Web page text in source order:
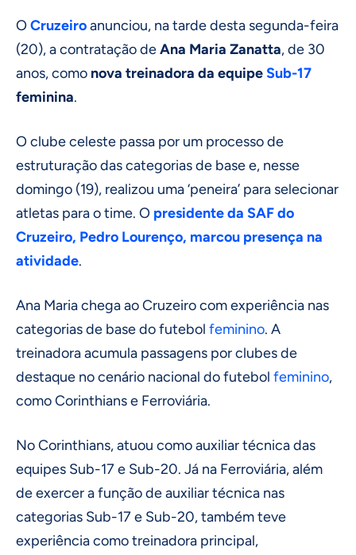
OCruzeiroanunciou, na tarde desta segunda-feira
(20), a contratação deAna Maria Zanatta, de 30
anos, como nova treinadora da equipeSub-17
feminina.
O clube celeste passa por um processo de
estruturação das categorias de base e, nesse
domingo (19), realizou uma ‘peneira’ para selecionar
atletas para o time. O presidente da SAF do
Cruzeiro, Pedro Lourenço, marcou presença na
atividade.
Ana Maria chega ao Cruzeiro com experiência nas
categorias de base do futebol feminino. A
treinadora acumula passagens por clubes de
destaque no cenário nacional do futebol feminino,
como Corinthians e Ferroviária.
No Corinthians, atuou como auxiliar técnica das
equipes Sub-17 e Sub-20. Já na Ferroviária, além
de exercer a função de auxiliar técnica nas
categorias Sub-17 e Sub-20, também teve
experiência como treinadora principal,